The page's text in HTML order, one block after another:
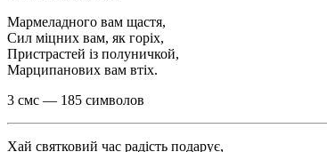
Мармеладного вам щастя,
Сил міцних вам, як горіх,
Пристрастей із полуничкой,
Марципанових вам втіх.
3 смс — 185 символов
Хай святковий час радість подарує,